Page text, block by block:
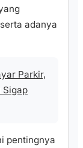
adanya
Parkir,
Sigap
pentingnya